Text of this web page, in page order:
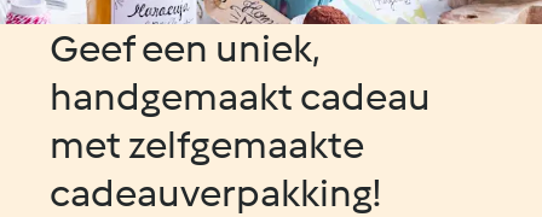
Geef een uniek,
handgemaakt cadeau
met zelfgemaakte
cadeauverpakking!